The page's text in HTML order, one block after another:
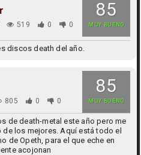
85
MUY BUENO
519 0 0
discos death del año.
85
MUY BUENO
805 0 0
de death-metal este año pero me
de los mejores. Aquí está todo el
de Opeth, para el que eche en
acojonan